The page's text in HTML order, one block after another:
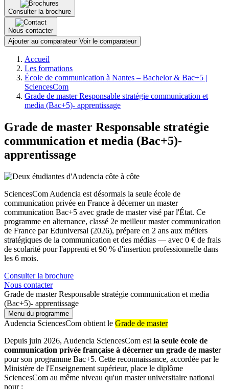
Consulter la brochure
Nous contacter
Ajouter au comparateur Voir le comparateur
d'Ariane
Accueil
Les formations
École de communication à Nantes – Bachelor & Bac+5 |
SciencesCom
Grade de master Responsable stratégie communication et
media (Bac+5)- apprentissage
Grade de master Responsable stratégie
communication et media (Bac+5)-
apprentissage
SciencesCom Audencia est désormais la seule école de
communication privée en France à décerner un master
communication Bac+5 avec grade de master visé par l'État. Ce
programme en alternance, classé 2e meilleur master communication
de France par Eduniversal (2026), prépare en 2 ans aux métiers
stratégiques de la communication et des médias — avec 0 € de frais
de scolarité pour l'apprenti et 90 % d'insertion professionnelle dans
les 6 mois.
Consulter la brochure
Nous contacter
Grade de master Responsable stratégie communication et media
(Bac+5)- apprentissage
Menu du programme
Audencia SciencesCom obtient le Grade de master
Depuis juin 2026, Audencia SciencesCom est la seule école de
communication privée française à décerner un grade de master
pour son programme Bac+5. Cette reconnaissance, accordée par le
Ministère de l'Enseignement supérieur, place le diplôme
SciencesCom au même niveau qu'un master universitaire national
pour :